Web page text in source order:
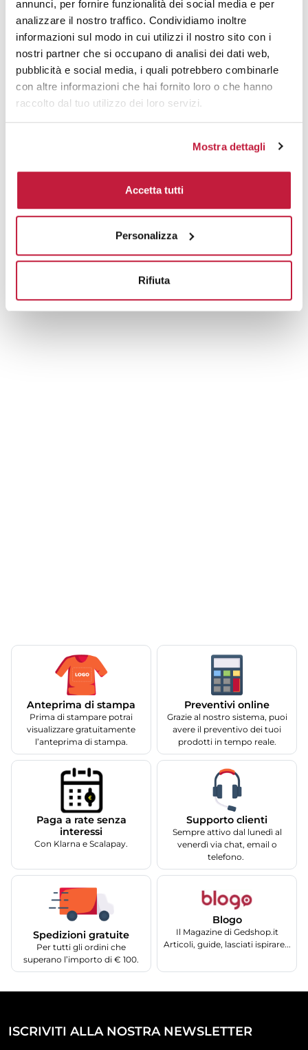
annunci, per fornire funzionalità dei social media e per
analizzare il nostro traffico. Condividiamo inoltre
informazioni sul modo in cui utilizzi il nostro sito con i
nostri partner che si occupano di analisi dei dati web,
pubblicità e social media, i quali potrebbero combinarle
con altre informazioni che hai fornito loro o che hanno
raccolto dal tuo utilizzo dei loro servizi.
Mostra dettagli
Accetta tutti
Personalizza
Rifiuta
Potrebbe interessarti anche
Anteprima di stampa
Prima di stampare potrai
visualizzare gratuitamente
l’anteprima di stampa.
Preventivi online
Grazie al nostro sistema, puoi
avere il preventivo dei tuoi
prodotti in tempo reale.
Paga a rate senza
interessi
Con Klarna e Scalapay.
Supporto clienti
Sempre attivo dal lunedì al
venerdì via chat, email o
telefono.
Spedizioni gratuite
Per tutti gli ordini che
superano l’importo di € 100.
Blogo
Il Magazine di Gedshop.it
Articoli, guide, lasciati ispirare...
ISCRIVITI ALLA NOSTRA NEWSLETTER